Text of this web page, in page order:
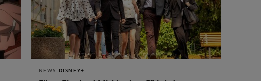
NEWS DISNEY+